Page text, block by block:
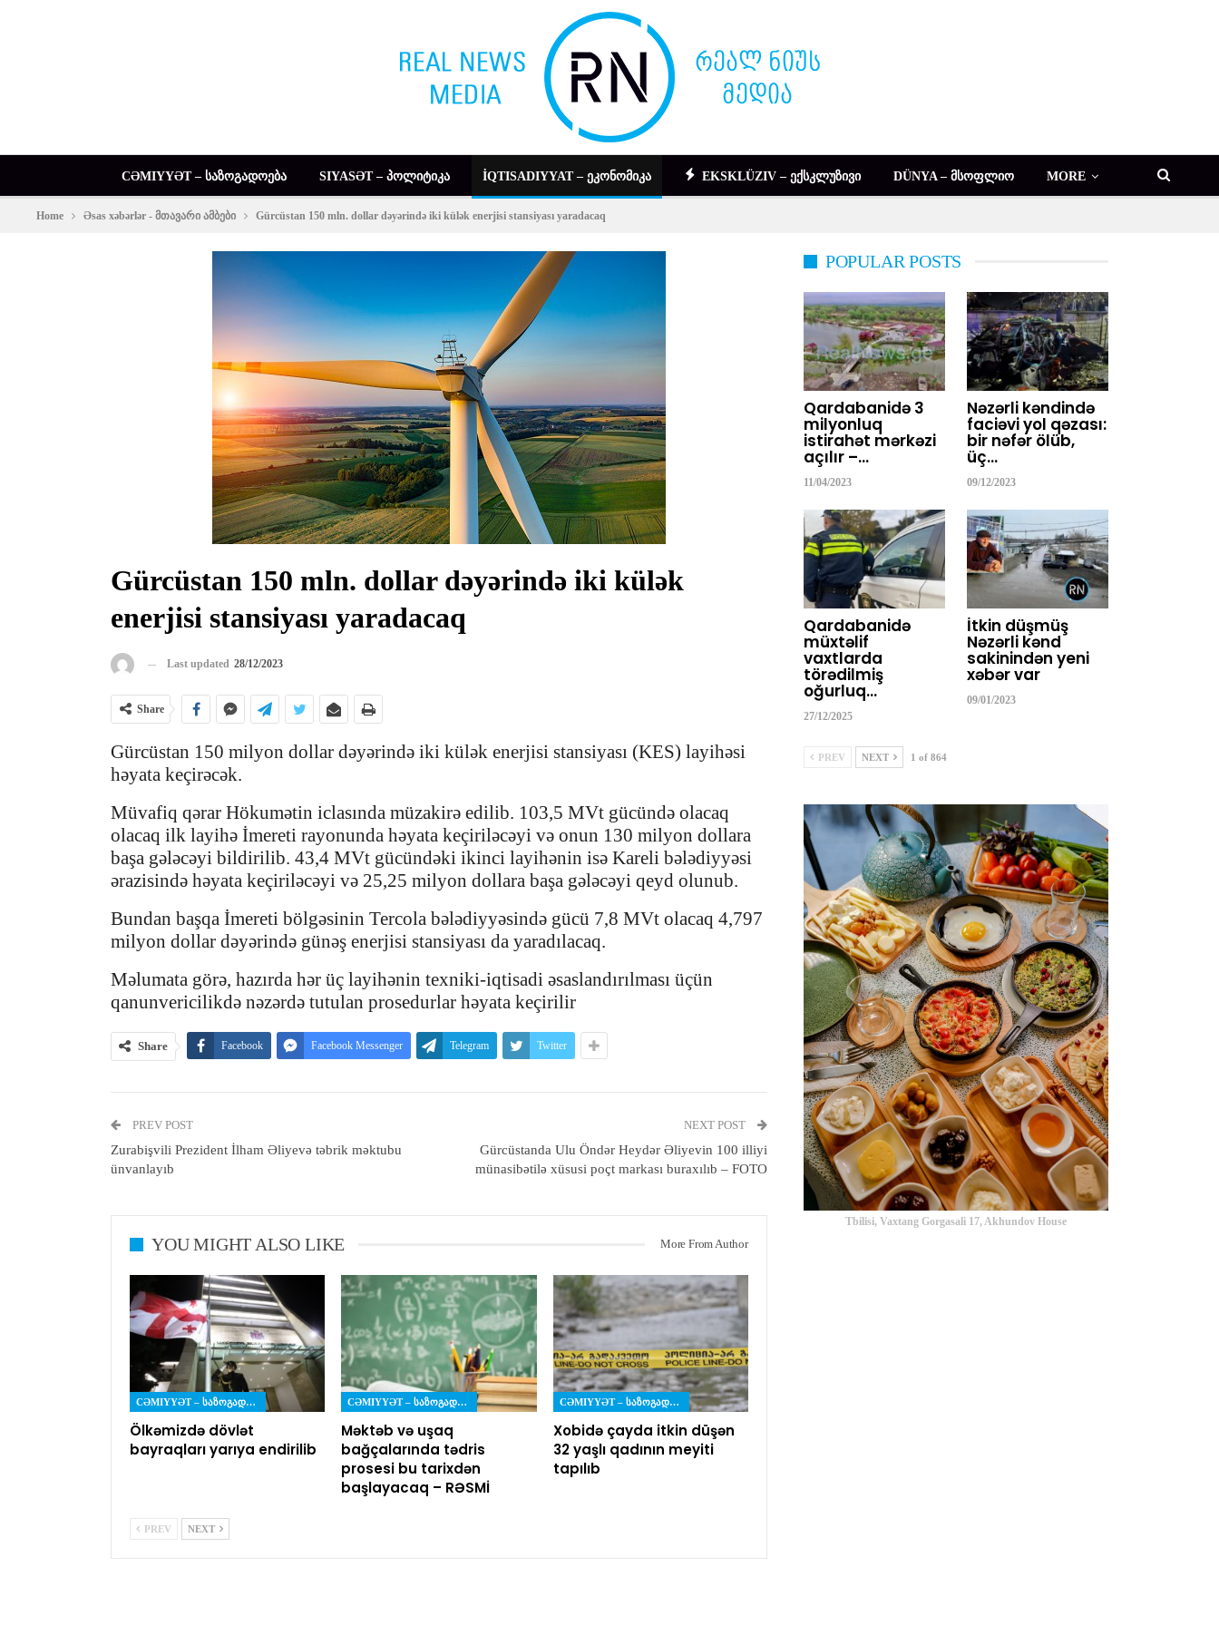
CƏMIYYƏT – ᲡᲐᲖᲝᲒᲐᲓᲝᲔᲑᲐ SIYASƏT – ᲞᲝᲚᲘᲢᲘᲙᲐ İQTISADIYYAT – ᲔᲙᲝᲜᲝᲛᲘᲙᲐ EKSKLÜZIV – ᲔᲥᲡᲙᲚᲣᲖᲘᲕᲘ DÜNYA – ᲛᲡᲝᲤᲚᲘᲝ MORE
Home Əsas xəbərlər - მთავარი ამბები Gürcüstan 150 mln. dollar dəyərində iki külək enerjisi stansiyası yaradacaq
Gürcüstan 150 mln. dollar dəyərində iki külək
enerjisi stansiyası yaradacaq
Last updated 28/12/2023
Share
Gürcüstan 150 milyon dollar dəyərində iki külək enerjisi stansiyası (KES) layihəsi
həyata keçirəcək.
Müvafiq qərar Hökumətin iclasında müzakirə edilib. 103,5 MVt gücündə olacaq
olacaq ilk layihə İmereti rayonunda həyata keçiriləcəyi və onun 130 milyon dollara
başa gələcəyi bildirilib. 43,4 MVt gücündəki ikinci layihənin isə Kareli bələdiyyəsi
ərazisində həyata keçiriləcəyi və 25,25 milyon dollara başa gələcəyi qeyd olunub.
Bundan başqa İmereti bölgəsinin Tercola bələdiyyəsində gücü 7,8 MVt olacaq 4,797
milyon dollar dəyərində günəş enerjisi stansiyası da yaradılacaq.
Məlumata görə, hazırda hər üç layihənin texniki-iqtisadi əsaslandırılması üçün
qanunvericilikdə nəzərdə tutulan prosedurlar həyata keçirilir
Share Facebook Facebook Messenger Telegram Twitter
PREV POST
Zurabişvili Prezident İlham Əliyevə təbrik məktubu
ünvanlayıb
NEXT POST
Gürcüstanda Ulu Öndər Heydər Əliyevin 100 illiyi
münasibətilə xüsusi poçt markası buraxılıb – FOTO
YOU MIGHT ALSO LIKE More From Author
CƏMIYYƏT – ᲡᲐᲖᲝᲒᲐᲓᲝᲔᲑᲐ
Ölkəmizdə dövlət
bayraqları yarıya endirilib
CƏMIYYƏT – ᲡᲐᲖᲝᲒᲐᲓᲝᲔᲑᲐ
Məktəb və uşaq
bağçalarında tədris
prosesi bu tarixdən
başlayacaq – RƏSMİ
CƏMIYYƏT – ᲡᲐᲖᲝᲒᲐᲓᲝᲔᲑᲐ
Xobidə çayda itkin düşən
32 yaşlı qadının meyiti
tapılıb
PREV NEXT
POPULAR POSTS
Qardabanidə 3
milyonluq
istirahət mərkəzi
açılır –…
11/04/2023
Nəzərli kəndində
faciəvi yol qəzası:
bir nəfər ölüb,
üç…
09/12/2023
Qardabanidə
müxtəlif
vaxtlarda
törədilmiş
oğurluq…
27/12/2025
İtkin düşmüş
Nəzərli kənd
sakinindən yeni
xəbər var
09/01/2023
PREV NEXT 1 of 864
Tbilisi, Vaxtang Gorgasali 17, Akhundov House